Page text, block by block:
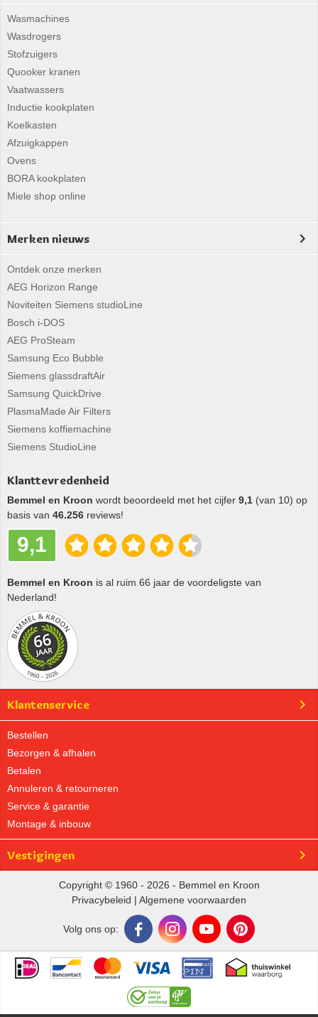
Wasmachines
Wasdrogers
Stofzuigers
Quooker kranen
Vaatwassers
Inductie kookplaten
Koelkasten
Afzuigkappen
Ovens
BORA kookplaten
Miele shop online
Merken nieuws
Ontdek onze merken
AEG Horizon Range
Noviteiten Siemens studioLine
Bosch i-DOS
AEG ProSteam
Samsung Eco Bubble
Siemens glassdraftAir
Samsung QuickDrive
PlasmaMade Air Filters
Siemens koffiemachine
Siemens StudioLine
Klanttevredenheid
Bemmel en Kroon wordt beoordeeld met het cijfer 9,1 (van 10) op
basis van 46.256 reviews!
9,1
Bemmel en Kroon is al ruim 66 jaar de voordeligste van
Nederland!
Klantenservice
Bestellen
Bezorgen & afhalen
Betalen
Annuleren & retourneren
Service & garantie
Montage & inbouw
Vestigingen
Copyright © 1960 - 2026 - Bemmel en Kroon
Privacybeleid | Algemene voorwaarden
Volg ons op: